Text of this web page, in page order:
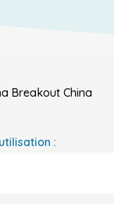
BreakoutChina
: